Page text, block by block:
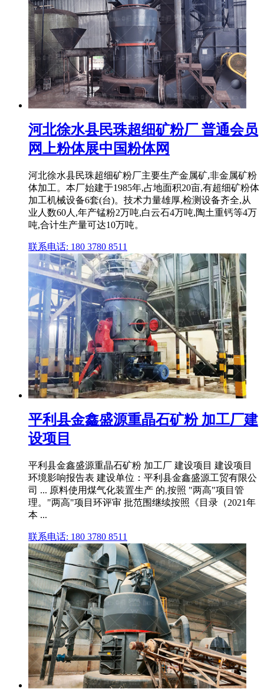
河北徐水县民珠超细矿粉厂 普通会员
网上粉体展中国粉体网
河北徐水县民珠超细矿粉厂主要生产金属矿,非金属矿粉
体加工。本厂始建于1985年,占地面积20亩,有超细矿粉体
加工机械设备6套(台)。技术力量雄厚,检测设备齐全,从
业人数60人,年产锰粉2万吨,白云石4万吨,陶土重钙等4万
吨,合计生产量可达10万吨。
联系电话: 180 3780 8511
平利县金鑫盛源重晶石矿粉 加工厂建
设项目
平利县金鑫盛源重晶石矿粉 加工厂 建设项目 建设项目
环境影响报告表 建设单位：平利县金鑫盛源工贸有限公
司 ... 原料使用煤气化装置生产 的,按照 "两高"项目管
理。"两高"项目环评审 批范围继续按照《目录（2021年
本 ...
联系电话: 180 3780 8511